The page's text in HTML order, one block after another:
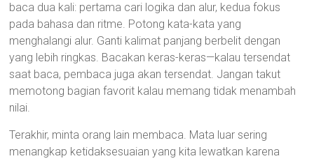
baca dua kali: pertama cari logika dan alur, kedua fokus
pada bahasa dan ritme. Potong kata-kata yang
menghalangi alur. Ganti kalimat panjang berbelit dengan
yang lebih ringkas. Bacakan keras-keras—kalau tersendat
saat baca, pembaca juga akan tersendat. Jangan takut
memotong bagian favorit kalau memang tidak menambah
nilai.
Terakhir, minta orang lain membaca. Mata luar sering
menangkap ketidaksesuaian yang kita lewatkan karena